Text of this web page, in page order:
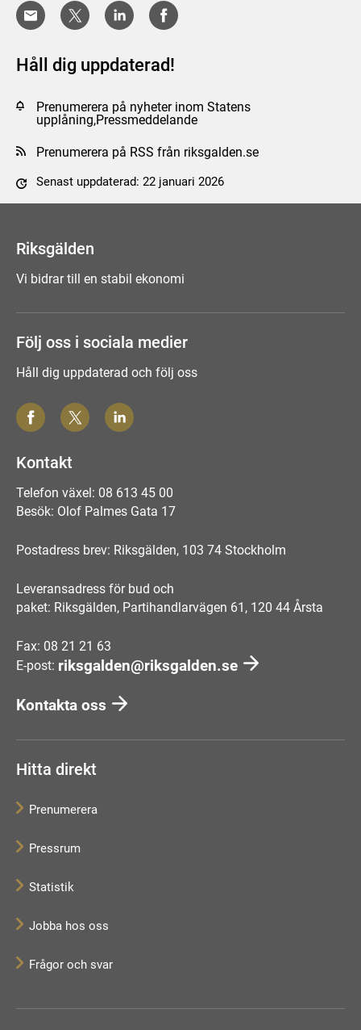
Håll dig uppdaterad!
Prenumerera på nyheter inom Statens
upplåning,Pressmeddelande
Prenumerera på RSS från riksgalden.se
Senast uppdaterad: 22 januari 2026
Riksgälden
Vi bidrar till en stabil ekonomi
Följ oss i sociala medier
Håll dig uppdaterad och följ oss
Kontakt
Telefon växel: 08 613 45 00
Besök: Olof Palmes Gata 17
Postadress brev: Riksgälden, 103 74 Stockholm
Leveransadress för bud och
paket: Riksgälden, Partihandlarvägen 61, 120 44 Årsta
Fax: 08 21 21 63
E-post: riksgalden@riksgalden.se
Kontakta oss
Hitta direkt
Prenumerera
Pressrum
Statistik
Jobba hos oss
Frågor och svar